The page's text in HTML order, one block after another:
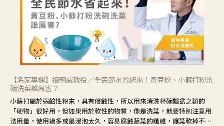
【名家專欄】招明威教授／全民節水省起來！黃豆粉、小蘇打粉洗
碗洗菜誰厲害？
小蘇打屬於弱鹼性粉末，具有侵蝕性，所以用來清洗杯碗瓢盆之類的
「硬物」很好用，但如果用於軟性的物質，像是洗菜，就要特別注意用
法用量，使用過多或是浸泡太久，容易腐蝕蔬菜的纖維，讓菜軟掉不清